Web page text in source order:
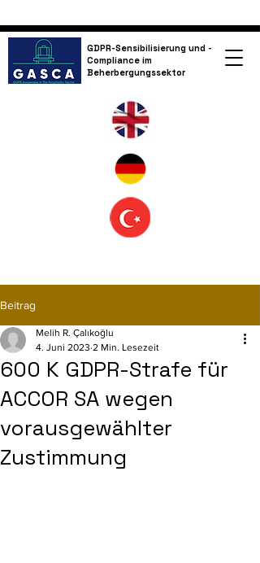
GDPR-Sensibilisierung und -
Compliance im
Beherbergungssektor
Beitrag
600 K GDPR-Strafe für
ACCOR SA wegen
vorausgewählter
Zustimmung
Melih R. Çalıkoğlu
4. Juni 2023 2 Min. Lesezeit